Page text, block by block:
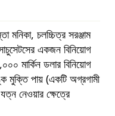
চলচ্চিত্র সরঞ্জাম
একজন বিনিয়োগ
মার্কিন ডলার বিনিয়োগ
পায় (একটি অগ্রগামী
নেওয়ার ক্ষেত্রে